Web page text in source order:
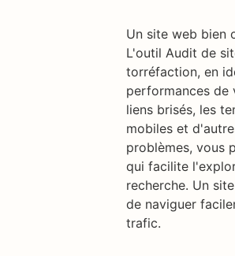
Un site web bien
L'outil Audit de
torréfaction, en
performances de
liens brisés, les
mobiles et
problèmes, vous
qui facilite
recherche. Un
de naviguer
trafic.